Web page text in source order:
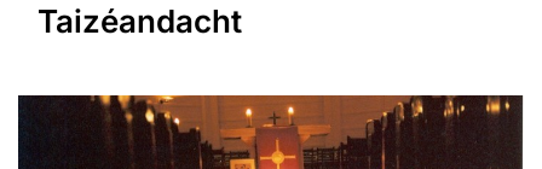
Taizéandacht